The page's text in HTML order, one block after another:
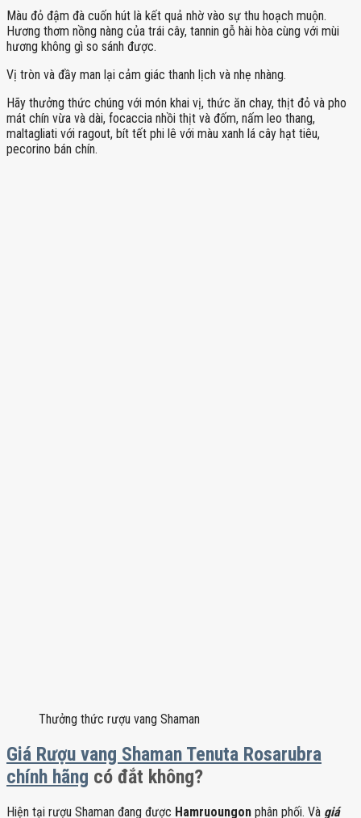
Màu đỏ đậm đà cuốn hút là kết quả nhờ vào sự thu hoạch muộn.
Hương thơm nồng nàng của trái cây, tannin gỗ hài hòa cùng với mùi
hương không gì so sánh được.
Vị tròn và đầy man lại cảm giác thanh lịch và nhẹ nhàng.
Hãy thưởng thức chúng với món khai vị, thức ăn chay, thịt đỏ và pho
mát chín vừa và dài, focaccia nhồi thịt và đốm, nấm leo thang,
maltagliati với ragout, bít tết phi lê với màu xanh lá cây hạt tiêu,
pecorino bán chín.
Thưởng thức rượu vang Shaman
Giá Rượu vang Shaman Tenuta Rosarubra
chính hãng có đắt không?
Hiện tại rượu Shaman đang được Hamruoungon phân phối. Và giá